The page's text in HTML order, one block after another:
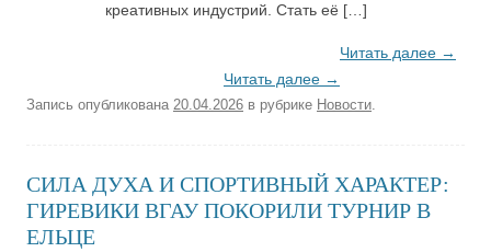
креативных индустрий. Стать её […]
Читать далее →
Читать далее →
Запись опубликована 20.04.2026 в рубрике Новости.
СИЛА ДУХА И СПОРТИВНЫЙ ХАРАКТЕР:
ГИРЕВИКИ ВГАУ ПОКОРИЛИ ТУРНИР В
ЕЛЬЦЕ